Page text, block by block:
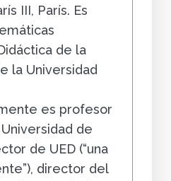
III, París. Es
de la
la Universidad
es profesor
de
de UED (“una
director del